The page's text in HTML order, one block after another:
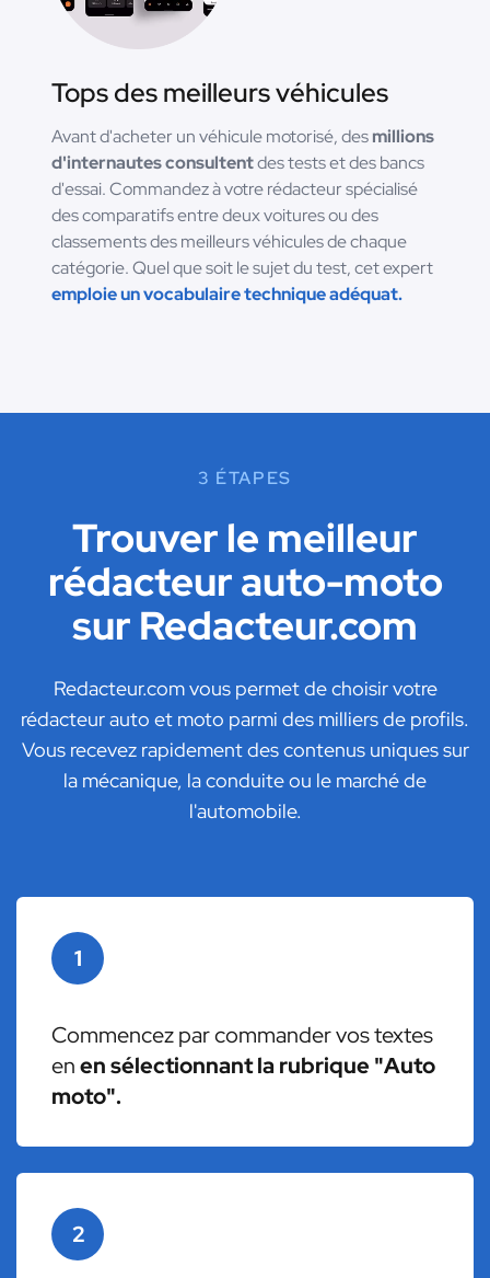
Tops des meilleurs véhicules
Avant d'acheter un véhicule motorisé, desmillions
d'internautes consultentdes tests et des bancs
d'essai. Commandez à votre rédacteur spécialisé
des comparatifs entre deux voitures ou des
classements des meilleurs véhicules de chaque
catégorie. Quel que soit le sujet du test, cet expert
emploie un vocabulaire technique adéquat.
3 ÉTAPES
Trouver le meilleur
rédacteur auto-moto
sur Redacteur.com
Redacteur.com vous permet de choisir votre
rédacteur auto et moto parmi des milliers de profils.
Vous recevez rapidement des contenus uniques sur
la mécanique, la conduite ou le marché de
l'automobile.
1
Commencez par commander vos textes
enen sélectionnant la rubrique "Auto
moto".
2